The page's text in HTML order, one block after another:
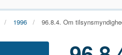
1996 96.8.4. Om